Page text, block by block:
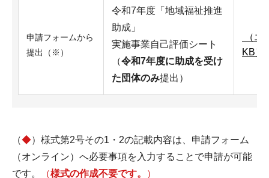
申請フォームから
提出（※）
令和7年度「地域福祉推進
助成」
実施事業自己評価シート
（令和7年度に助成を受け
た団体のみ提出）
（エ
KB）
（◆）様式第2号その1・2の記載内容は、申請フォーム
（オンライン）へ必要事項を入力することで申請が可能
です。
（様式の作成不要です。
）